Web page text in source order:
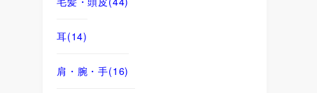
耳(14)
肩・腕・手(16)